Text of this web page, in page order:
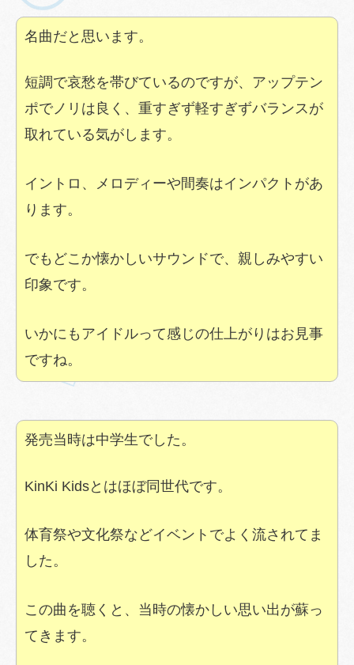
名曲だと思います。
短調で哀愁を帯びているのですが、アップテン
ポでノリは良く、重すぎず軽すぎずバランスが
取れている気がします。
イントロ、メロディーや間奏はインパクトがあ
ります。
でもどこか懐かしいサウンドで、親しみやすい
印象です。
いかにもアイドルって感じの仕上がりはお見事
ですね。
発売当時は中学生でした。
KinKi Kidsとはほぼ同世代です。
体育祭や文化祭などイベントでよく流されてま
した。
この曲を聴くと、当時の懐かしい思い出が蘇っ
てきます。